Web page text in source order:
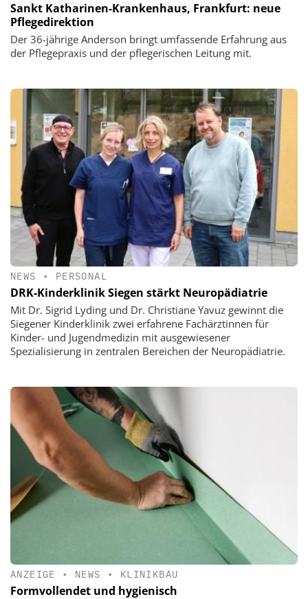
Sankt Katharinen-Krankenhaus, Frankfurt: neue
Pflegedirektion
Der 36-jährige Anderson bringt umfassende Erfahrung aus
der Pflegepraxis und der pflegerischen Leitung mit.
NEWS • PERSONAL
DRK-Kinderklinik Siegen stärkt Neuropädiatrie
Mit Dr. Sigrid Lyding und Dr. Christiane Yavuz gewinnt die
Siegener Kinderklinik zwei erfahrene Fachärztinnen für
Kinder- und Jugendmedizin mit ausgewiesener
Spezialisierung in zentralen Bereichen der Neuropädiatrie.
ANZEIGE • NEWS • KLINIKBAU
Formvollendet und hygienisch